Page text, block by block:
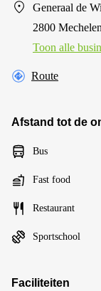
Generaal de
2800 Mechelen
Toon alle
Route
Afstand tot de
Bus
Fast food
Restaurant
Sportschool
Faciliteiten